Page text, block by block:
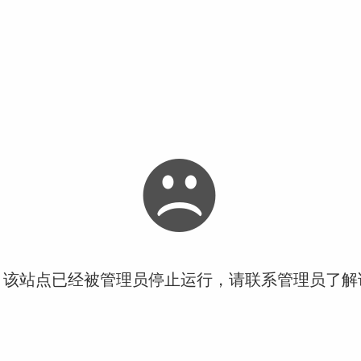
站点已经被管理员停止运行，请联系管理员了